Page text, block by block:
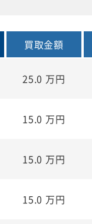
買取金額
25.0 万円
15.0 万円
15.0 万円
15.0 万円